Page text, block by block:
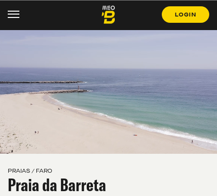
LOGIN
PRAIAS / FARO
Praia da Barreta